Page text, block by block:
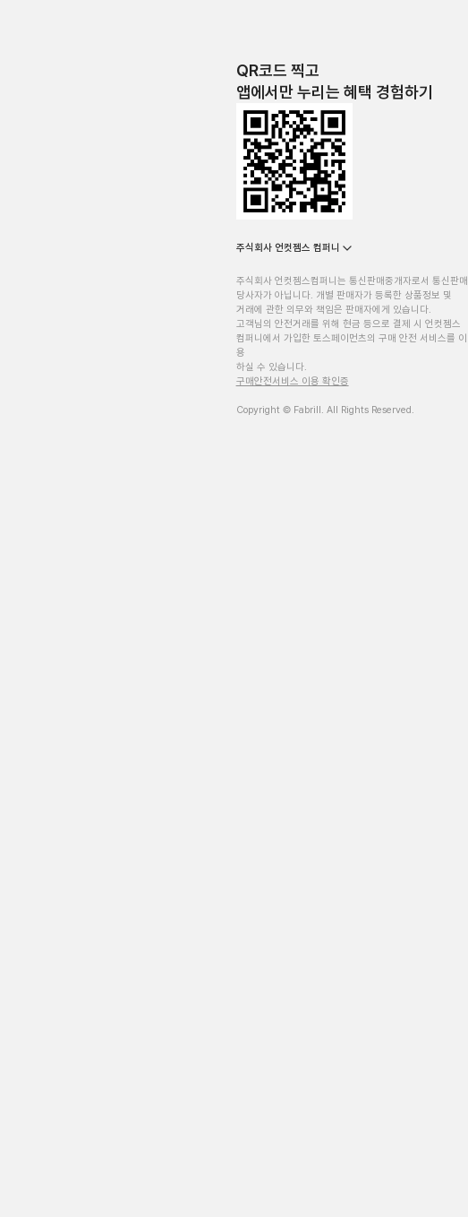
QR코드 찍고
앱에서만 누리는 혜택 경험하기
주식회사 언컷젬스 컴퍼니
주식회사 언컷젬스컴퍼니는 통신판매중개자로서 통신판매
당사자가 아닙니다. 개별 판매자가 등록한 상품정보 및
거래에 관한 의무와 책임은 판매자에게 있습니다.
고객님의 안전거래를 위해 현금 등으로 결제 시 언컷젬스
컴퍼니에서 가입한 토스페이먼츠의 구매 안전 서비스를 이
용
하실 수 있습니다.
구매안전서비스 이용 확인증
Copyright © Fabrill. All Rights Reserved.